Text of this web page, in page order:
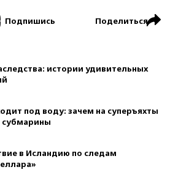
Подпишись Поделиться
истории удивительных
под воду: зачем на суперъяхты
субмарины
в Исландию по следам